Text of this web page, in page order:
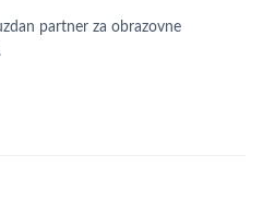
partner za obrazovne